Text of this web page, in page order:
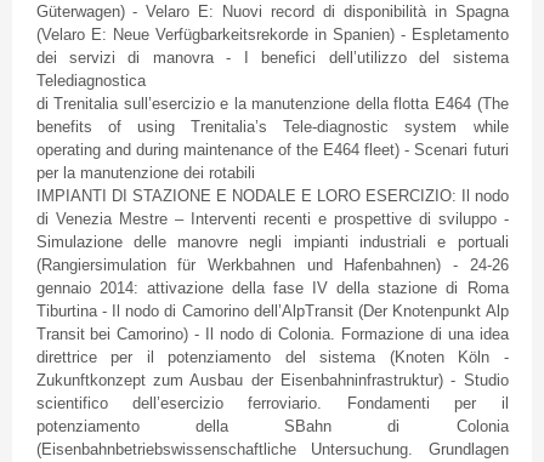
Güterwagen) -Velaro E: Nuovi record di disponibilitàin Spagna
(VelaroE: Neue Verfügbarkeitsrekordein Spanien) - Espletamento
dei
servizi di manovra- I benefici dell’utilizzodel sistema
Telediagnostica
di Trenitalia sull’esercizioe la manutenzione della flotta E464(The
benefits of using Trenitalia’s Tele-diagnostic system while
operating and during maintenance of the E464 fleet) -Scenari futuri
per la manutenzione dei rotabili
IMPIANTI DI STAZIONE E NODALE E LORO ESERCIZIO: Il nodo
di Venezia Mestre– Interventi recenti e prospettive di sviluppo-
Simulazione
delle manovre negli impianti industriali e portuali
(Rangiersimulation für Werkbahnenund Hafenbahnen) - 24-26
gennaio2014: attivazione della faseIVdella stazione di Roma
Tiburtina- Il nodo di Camorino dell’AlpTransit(Der Knotenpunkt Alp
Transit bei Camorino) - Il nodo di Colonia. Formazione di unaidea
direttriceper il potenziamento del sistema(Knoten Köln -
Zukunftkonzept zum Ausbau der Eisenbahninfrastruktur) - Studio
scientifico
dell’esercizio ferroviario. Fondamenti per il
potenziamento
della SBahn di
Colonia
(Eisenbahnbetriebswissenschaftliche Untersuchung. Grundlagen